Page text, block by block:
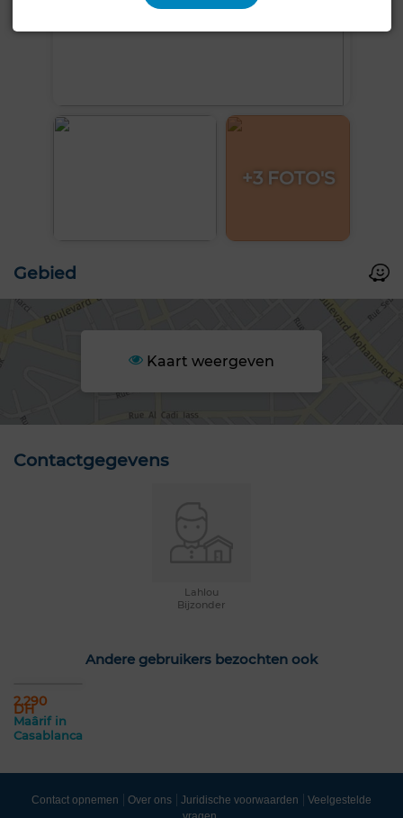
+3 FOTO'S
Gebied
Kaart weergeven
Contactgegevens
Lahlou
Bijzonder
Andere gebruikers bezochten ook
2.290
DH
Maârif in
Casablanca
Contact opnemen Over ons Juridische voorwaarden
Veelgestelde